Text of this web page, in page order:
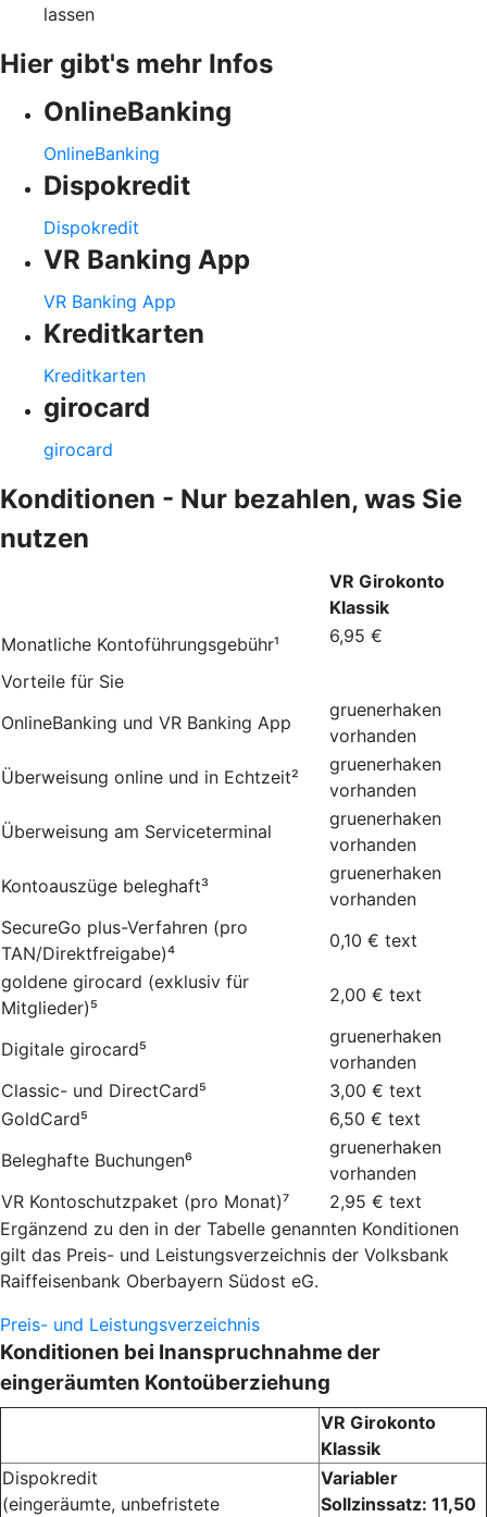
lassen
Hier gibt's mehr Infos
OnlineBanking
OnlineBanking
Dispokredit
Dispokredit
VR Banking App
VR Banking App
Kreditkarten
Kreditkarten
girocard
girocard
Konditionen - Nur bezahlen, was Sie
nutzen
VR Girokonto
Klassik
Monatliche Kontoführungsgebühr¹
6,95 €
Vorteile für Sie
OnlineBanking und VR Banking App
gruenerhaken
vorhanden
Überweisung online und in Echtzeit²
gruenerhaken
vorhanden
Überweisung am Serviceterminal
gruenerhaken
vorhanden
Kontoauszüge beleghaft³
gruenerhaken
vorhanden
SecureGo plus-Verfahren (pro
TAN/Direktfreigabe)⁴
0,10 € text
goldene girocard (exklusiv für
Mitglieder)⁵
2,00 € text
Digitale girocard⁵
gruenerhaken
vorhanden
Classic- und DirectCard⁵
3,00 € text
GoldCard⁵
6,50 € text
Beleghafte Buchungen⁶
gruenerhaken
vorhanden
VR Kontoschutzpaket (pro Monat)⁷
2,95 € text
Ergänzend zu den in der Tabelle genannten Konditionen
gilt das Preis- und Leistungsverzeichnis der Volksbank
Raiffeisenbank Oberbayern Südost eG.
Preis- und Leistungsverzeichnis
Konditionen bei Inanspruchnahme der
eingeräumten Kontoüberziehung
VR Girokonto
Klassik
Dispokredit
(eingeräumte, unbefristete
Variabler
Sollzinssatz: 11,50